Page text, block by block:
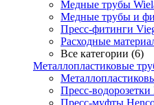
Медные трубы
Медные трубы и
Пресс-фитинги
Расходные
Все категории (6)
Металлопластиковые
Пресс-водорозетки
Пресс-муфты